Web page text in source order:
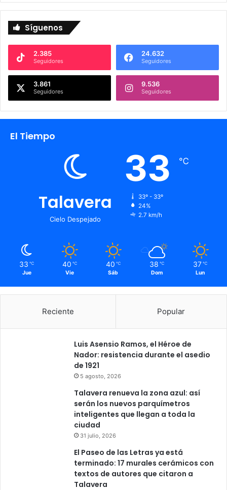
Síguenos
2.385
Seguidores
24.632
Seguidores
3.861
Seguidores
9.536
Seguidores
El Tiempo
Talavera
Cielo Despejado
33 ℃
33º - 33º
24%
2.7 km/h
33 ℃
Jue
40 ℃
Vie
40 ℃
Sáb
38 ℃
Dom
37 ℃
Lun
Reciente Popular
Luis Asensio Ramos, el Héroe de
Nador: resistencia durante el asedio
de 1921
5 agosto, 2026
Talavera renueva la zona azul: así
serán los nuevos parquímetros
inteligentes que llegan a toda la
ciudad
31 julio, 2026
El Paseo de las Letras ya está
terminado: 17 murales cerámicos con
textos de autores que citaron a
Talavera